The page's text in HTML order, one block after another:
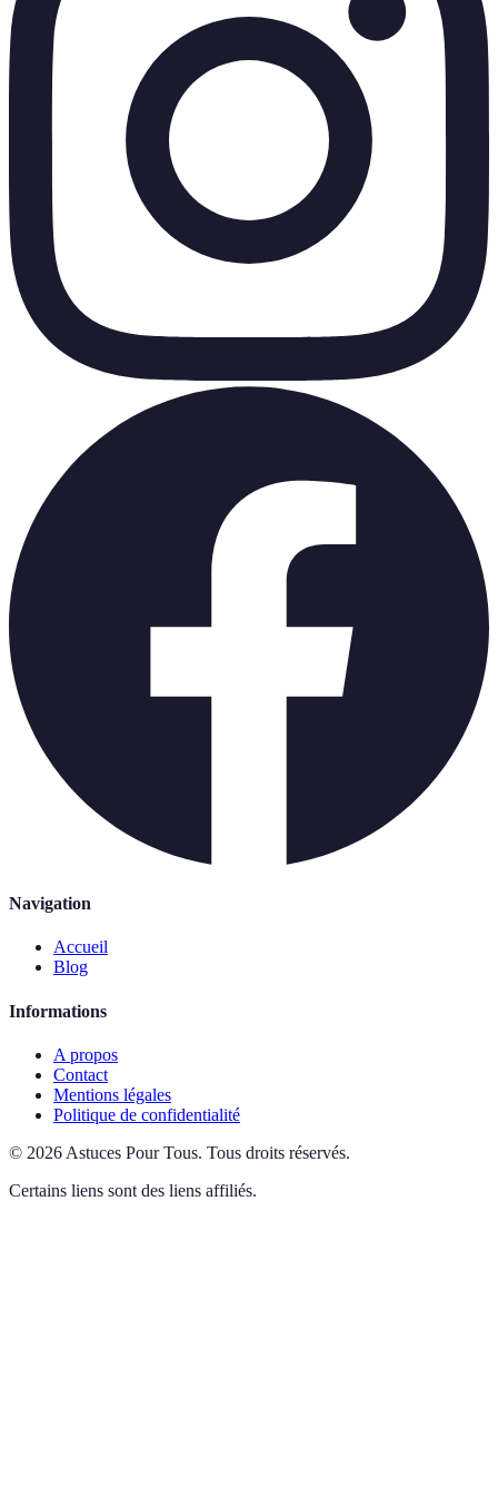
Navigation
Accueil
Blog
Informations
A propos
Contact
Mentions légales
Politique de confidentialité
© 2026 Astuces Pour Tous. Tous droits réservés.
Certains liens sont des liens affiliés.